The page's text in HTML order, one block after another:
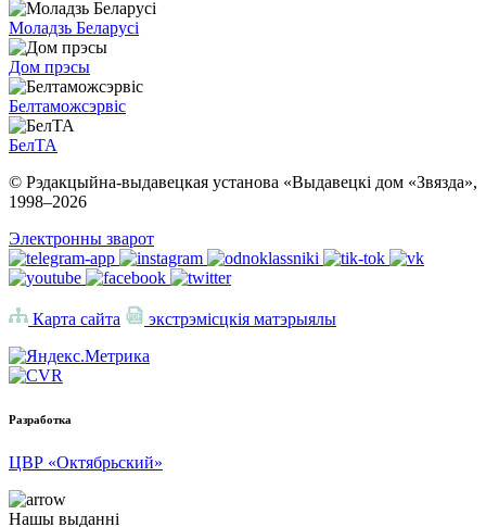
Моладзь Беларусі
Дом прэсы
Белтаможсэрвіс
БелТА
© Рэдакцыйна-выдавецкая установа «Выдавецкі дом «Звязда»,
1998–2026
Электронны зварот
Карта сайта экстрэмісцкія матэрыялы
Разработка
ЦВР «Октябрьский»
Нашы выданні